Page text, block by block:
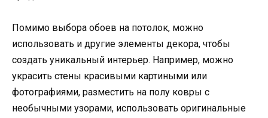
Помимо выбора обоев на потолок, можно
использовать и другие элементы декора, чтобы
создать уникальный интерьер. Например, можно
украсить стены красивыми картиными или
фотографиями, разместить на полу ковры с
необычными узорами, использовать оригинальные